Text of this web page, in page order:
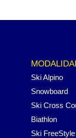
Ski Alpino
Snowboard
Ski Cross
Biathlon
Ski FreeStyle